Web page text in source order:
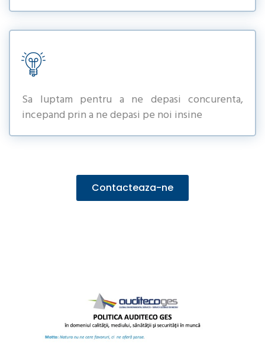
Sa luptam pentru a ne depasi concurenta,
incepand prin a ne depasi pe noi insine
Contacteaza-ne